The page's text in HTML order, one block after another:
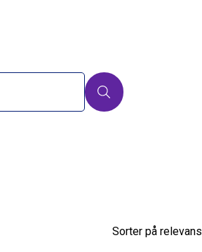
Sorter på relevans